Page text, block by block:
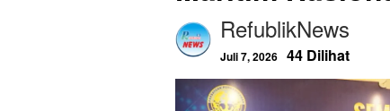
RefublikNews
Juli 7, 2026 44 Dilihat